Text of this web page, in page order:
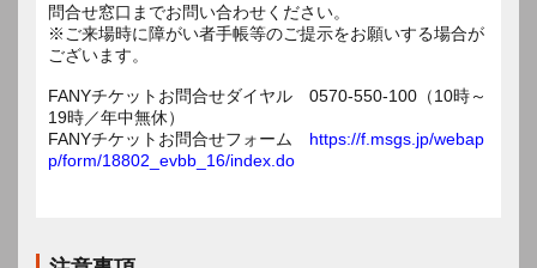
問合せ窓口までお問い合わせください。
※ご来場時に障がい者手帳等のご提示をお願いする場合が
ございます。
FANYチケットお問合せダイヤル 0570-550-100（10時～
19時／年中無休）
FANYチケットお問合せフォーム https://f.msgs.jp/webap
p/form/18802_evbb_16/index.do